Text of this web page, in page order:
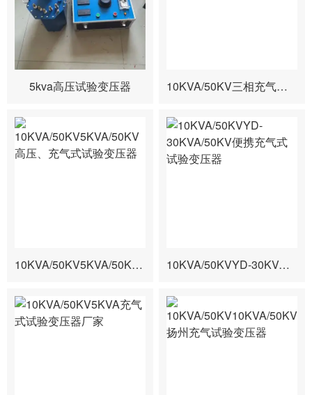
5kva高压试验变压器 10KVA/50KV三相充气式试验变压器
10KVA/50KV5KVA/50KV高压、充气式试验变压器 10KVA/50KVYD-30KVA/50KV便携充气式试验变压器